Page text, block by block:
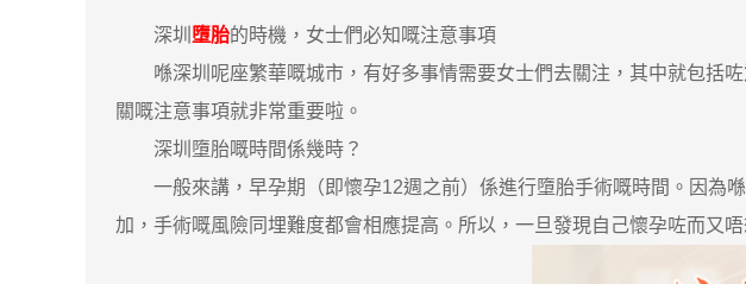
深圳 墮胎的時機，女士們必知嘅注意事項
喺深圳呢座繁華嘅城市，有好多事情需要女士們去關注，其中就包括咗
關嘅注意事項就非常重要啦。
深圳墮胎嘅時間係幾時？
一般來講，早孕期（即懷孕12週之前）係進行墮胎手術嘅時間。因為
加，手術嘅風險同埋難度都會相應提高。所以，一旦發現自己懷孕咗而又